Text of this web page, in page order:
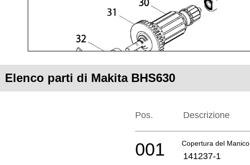
Elenco parti di Makita BHS630
Pos. Descrizione
Copertura del Manico
001 141237-1